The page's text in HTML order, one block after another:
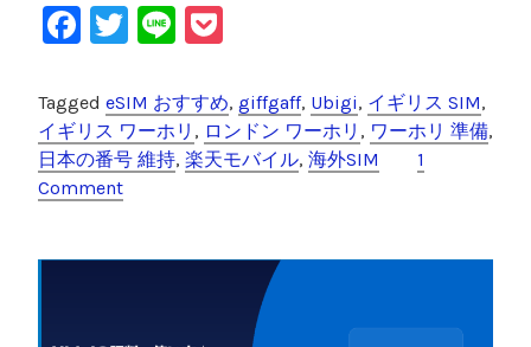
ギ
リ
ワ
ー
ホ
F
c
e
b
o
o
T
tt
er
Li
e
c
k
et
Tagged eSIM おすすめ, giffgaff, Ubigi, イギリス SIM,
イギリス ワーホリ , ロンドン ワーホリ , ワーホリ 準備,
日本の番号 維持, 楽天モバイル, 海外SIM
1
Comment